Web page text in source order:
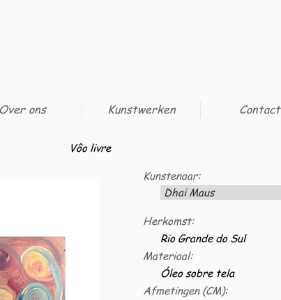
ons Kunstwerken Contact
Vôo livre
Kunstenaar:
Dhai Maus
Herkomst:
Rio Grande do Sul
Materiaal:
Óleo sobre tela
Afmetingen (CM):